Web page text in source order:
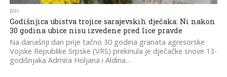
BIH
Godišnjica ubistva trojice sarajevskih dječaka: Ni nakon
30 godina ubice nisu izvedene pred lice pravde
Na današnji dan prije tačno 30 godina granata agresorske
Vojske Republike Srpske (VRS) prekinula je dječačke snove 13-
godišnjaka Admira Holjana i Aldina...